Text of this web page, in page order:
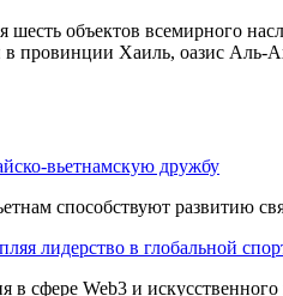
шесть объектов
провинции Хаиль, оазис
вьетнамскую дружбу
способствуют развитию
лидерство в глобальной
сфере Web3 и искусственного